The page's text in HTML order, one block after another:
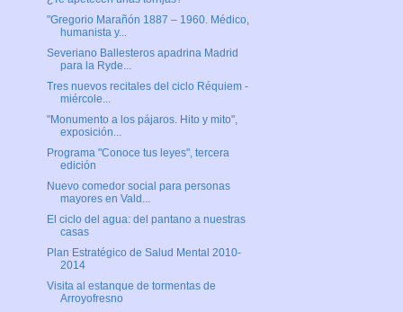
"Gregorio Marañón 1887 – 1960. Médico,
humanista y...
Severiano Ballesteros apadrina Madrid
para la Ryde...
Tres nuevos recitales del ciclo Réquiem -
miércole...
"Monumento a los pájaros. Hito y mito",
exposición...
Programa "Conoce tus leyes", tercera
edición
Nuevo comedor social para personas
mayores en Vald...
El ciclo del agua: del pantano a nuestras
casas
Plan Estratégico de Salud Mental 2010-
2014
Visita al estanque de tormentas de
Arroyofresno